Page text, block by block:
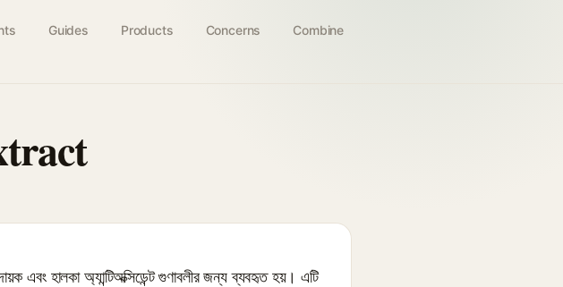
Guides Products Concerns Combine
এবং হালকা অ্যান্টিঅক্সিডেন্ট গুণাবলীর জন্য ব্যবহৃত হয়। এটি